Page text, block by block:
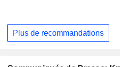
Plus de recommandations